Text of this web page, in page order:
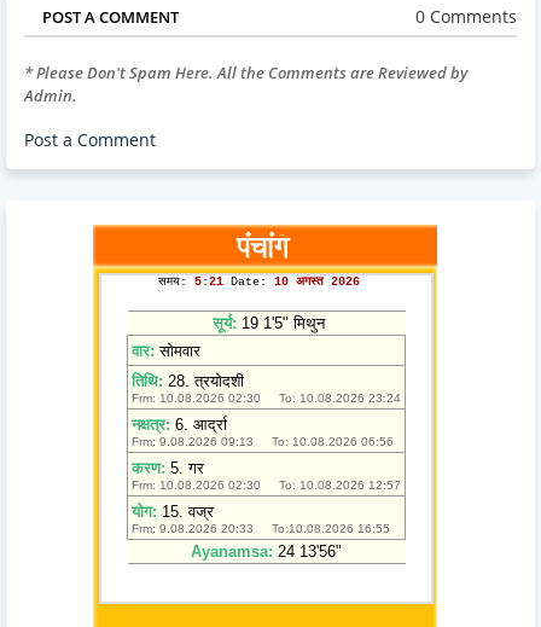
POST A COMMENT 0 Comments
* Please Don't Spam Here. All the Comments are Reviewed by
Admin.
Post a Comment